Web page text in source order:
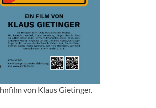
von Klaus Gietinger.